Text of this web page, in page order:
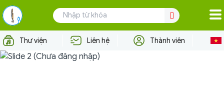
Thư viện Liên hệ Thành viên
TRANG CHỦ
VỀ VCPMC